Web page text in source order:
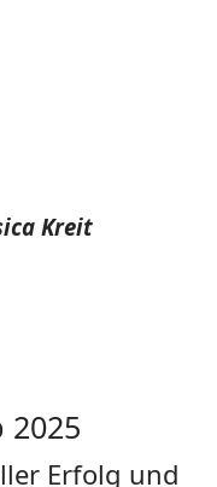
Kreit
2025
Erfolg und